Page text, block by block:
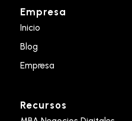
Empresa
Inicio
Blog
Empresa
Recursos